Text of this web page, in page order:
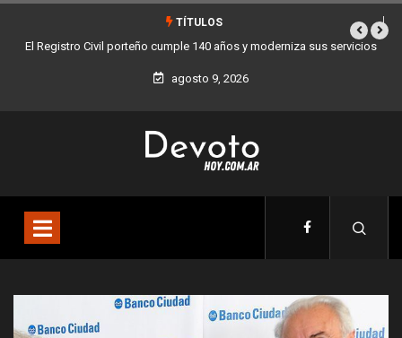
TÍTULOS
Buenos Aires sumó 12 nuevos Bares Notables y ya son 90 en toda
la Ciudad
agosto 9, 2026